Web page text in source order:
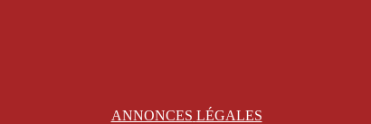
ANNONCES LÉGALES